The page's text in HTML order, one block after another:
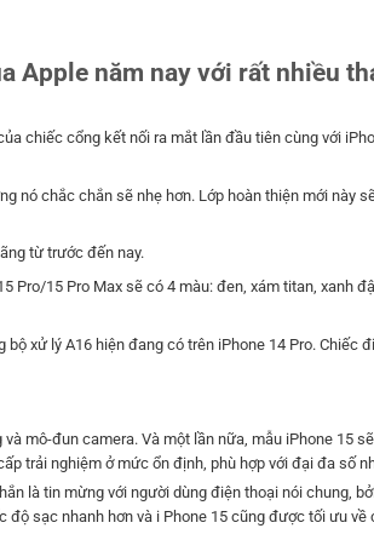
Apple năm nay với rất nhiều
chiếc cổng kết nối ra mắt lần đầu tiên cùng với
nó chắc chắn sẽ nhẹ hơn. Lớp hoàn thiện mới này
từ trước đến nay.
Pro/15 Pro Max sẽ có 4 màu: đen, xám titan, xanh
xử lý A16 hiện đang có trên iPhone 14 Pro. Chiếc
mô-đun camera. Và một lần nữa, mẫu iPhone 15
trải nghiệm ở mức ổn định, phù hợp với đại đa số
là tin mừng với người dùng điện thoại nói chung,
sạc nhanh hơn và i Phone 15 cũng được tối ưu về